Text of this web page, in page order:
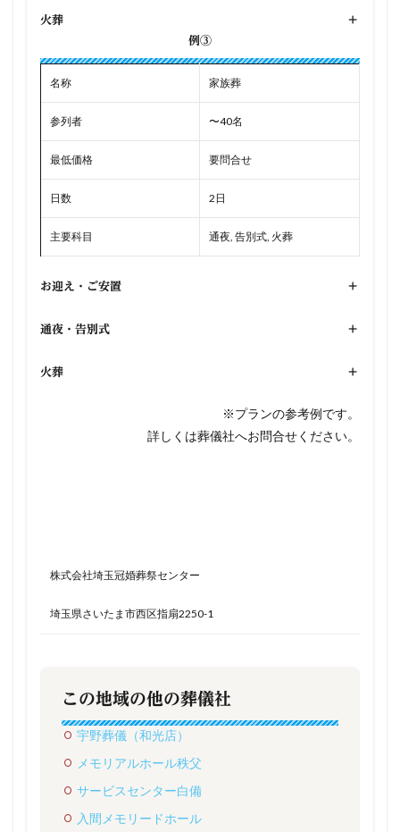
火葬
+
例③
名称 家族葬
参列者 〜40名
最低価格 要問合せ
日数 2日
主要科目 通夜, 告別式, 火葬
お迎え・ご安置 +
通夜・告別式 +
火葬 +
※プランの参考例です。
詳しくは葬儀社へお問合せください。
株式会社埼玉冠婚葬祭センター
埼玉県さいたま市西区指扇2250-1
この地域の他の葬儀社
宇野葬儀（和光店）
メモリアルホール秩父
サービスセンター白備
入間メモリードホール